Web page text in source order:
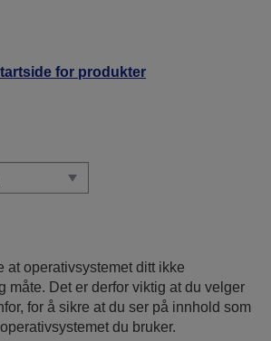
for produkter
at operativsystemet ditt ikke
måte. Det er derfor viktig at du velger
for å sikre at du ser på innhold som
du bruker.